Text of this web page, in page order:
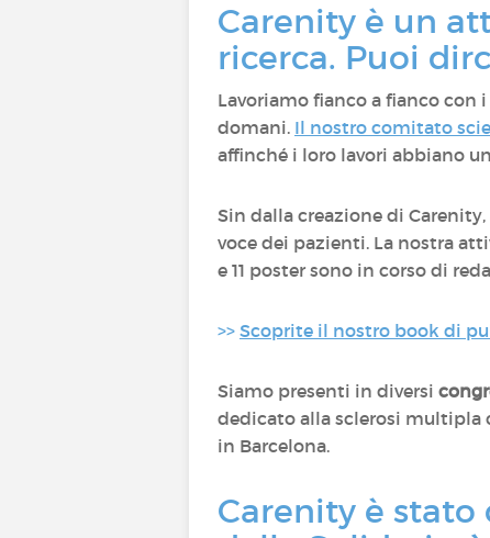
Carenity è un
ricerca. Puoi
Lavoriamo fianco a fianco con
domani. Il nostro comitato
affinché i loro lavori abbiano
Sin dalla creazione di
voce dei pazienti. La nostra
e 11 poster sono in corso di
>> Scoprite il nostro book di
Siamo presenti in diversi
dedicato alla sclerosi multipla
in Barcelona.
Carenity è stato